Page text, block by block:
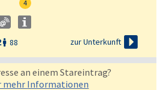
4
 88 zur Unterkunft 
an einem Stareintrag?
mehrInformationen